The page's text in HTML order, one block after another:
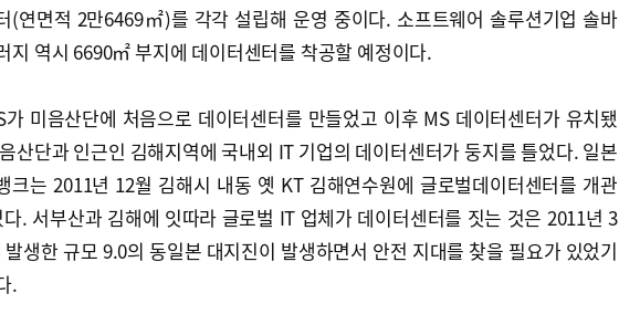
(연면적 2만6469㎡)를 각각 설립해 운영 중이다. 소프트웨어 솔루션기업 솔바
지 역시 6690㎡ 부지에 데이터센터를 착공할 예정이다.
가 미음산단에 처음으로 데이터센터를 만들었고 이후 MS 데이터센터가 유치됐
산단과 인근인 김해지역에 국내외 IT 기업의 데이터센터가 둥지를 틀었다. 일본
크는 2011년 12월 김해시 내동 옛 KT 김해연수원에 글로벌데이터센터를 개관
. 서부산과 김해에 잇따라 글로벌 IT 업체가 데이터센터를 짓는 것은 2011년 3
발생한 규모 9.0의 동일본 대지진이 발생하면서 안전 지대를 찾을 필요가 있었기
.